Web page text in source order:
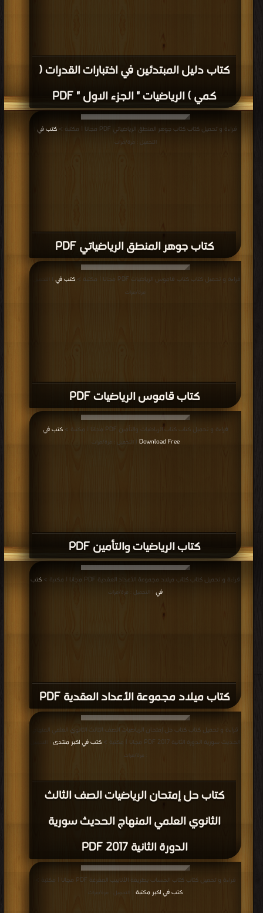
كتاب دليل المبتدئين في اختبارات القدرات (
كمي ) الرياضيات " الجزء الاول " PDF
كتاب جوهر المنطق الرياضياتي PDF
قراءة و تحميل كتاب كتاب جوهر المنطق الرياضياتي PDF مجانا | مكتبة > كتب في
التحميل : مرة/مرات
كتاب قاموس الرياضيات PDF
قراءة و تحميل كتاب كتاب قاموس الرياضيات PDF مجانا | مكتبة > كتب في
مرة/مرات
كتاب الرياضيات والتأمين PDF
قراءة و تحميل كتاب كتاب الرياضيات والتأمين PDF مجانا | مكتبة >
كتب في
Download Free
| التحميل : مرة/مرات
كتاب ميلاد مجموعة الأعداد العقدية PDF
قراءة و تحميل كتاب كتاب ميلاد مجموعة الأعداد العقدية PDF مجانا | مكتبة >
كتب
في
| التحميل : مرة/مرات
كتاب حل إمتحان الرياضيات الصف الثالث
الثانوي العلمي المنهاج الحديث سورية
الدورة الثانية 2017 PDF
قراءة و تحميل كتاب كتاب حل إمتحان الرياضيات الصف الثالث الثانوي العلمي المنهاج
الحديث سورية الدورة الثانية 2017 PDF مجانا | مكتبة >
كتب في اكبر منتدى
: مرة/مرات
قراءة و تحميل كتاب كتاب الحساب بطريقة الأنابيب المفرغة PDF مجانا | مكتبة >
كتب في اكبر مكتبة
| التحميل : مرة/مرات